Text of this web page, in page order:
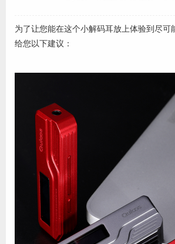
为了让您能在这个小解码耳放上体验到尽可
给您以下建议：